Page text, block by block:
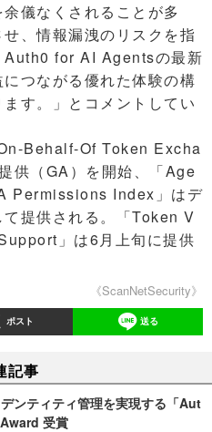
儀なくされることが多
、情報漏洩のリスクを指
Auth0 for AI Agentsの最新
つながる優れた体験の構
す。」とコメントしてい
Behalf-Of Token Excha
供（GA）を開始、「Age
Permissions Index」はデ
提供される。「Token V
」は6月上旬に提供
《ScanNetSecurity》
ポスト 送る
記事
ンティティ管理を実現する「Aut
受賞